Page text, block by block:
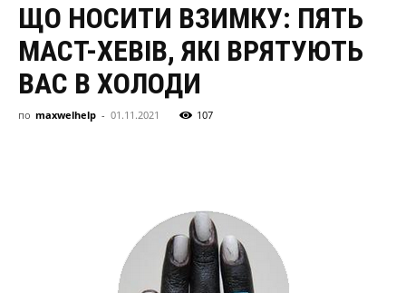
ЩО НОСИТИ ВЗИМКУ: ПЯТЬ
МАСТ-ХЕВІВ, ЯКІ ВРЯТУЮТЬ
ВАС В ХОЛОДИ
по maxwelhelp - 01.11.2021 107